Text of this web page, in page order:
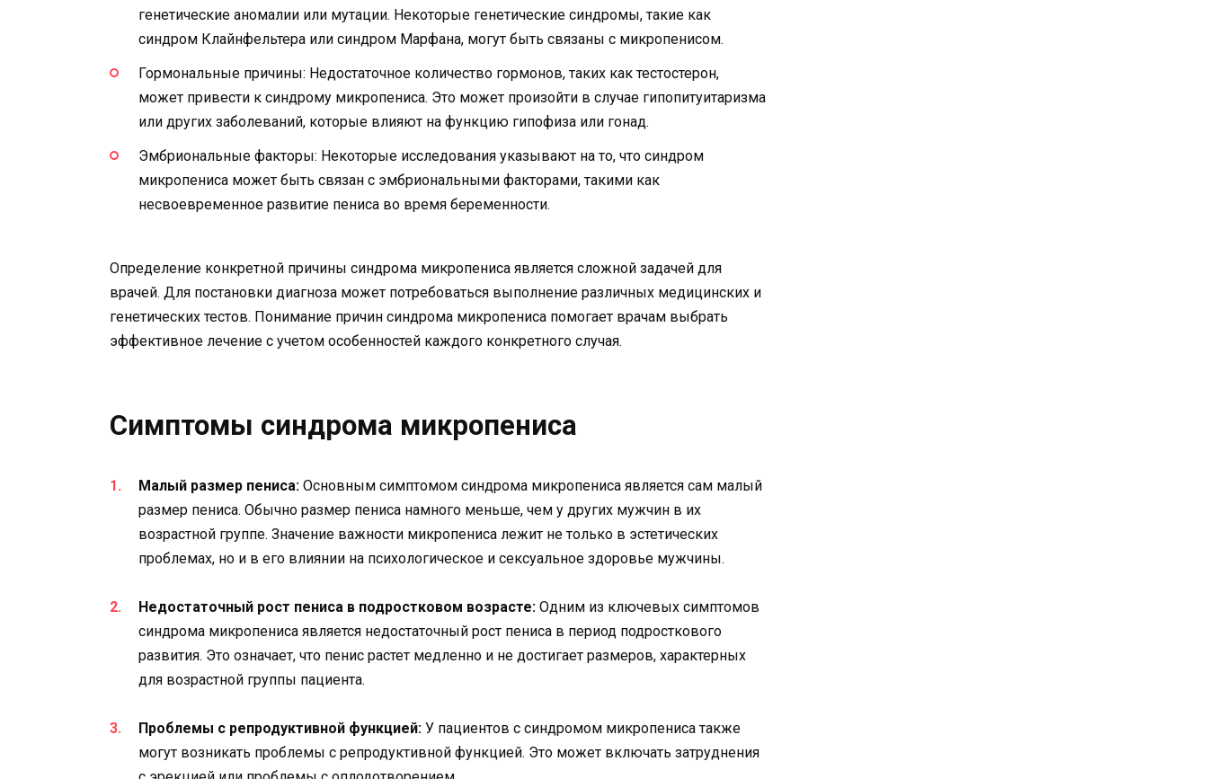
генетические аномалии или мутации. Некоторые генетические синдромы, такие как
синдром Клайнфельтера или синдром Марфана, могут быть связаны с микропенисом.
Гормональные причины: Недостаточное количество гормонов, таких как тестостерон,
может привести к синдрому микропениса. Это может произойти в случае гипопитуитаризма
или других заболеваний, которые влияют на функцию гипофиза или гонад.
Эмбриональные факторы: Некоторые исследования указывают на то, что синдром
микропениса может быть связан с эмбриональными факторами, такими как
несвоевременное развитие пениса во время беременности.
Определение конкретной причины синдрома микропениса является сложной задачей для
врачей. Для постановки диагноза может потребоваться выполнение различных медицинских и
генетических тестов. Понимание причин синдрома микропениса помогает врачам выбрать
эффективное лечение с учетом особенностей каждого конкретного случая.
Симптомы синдрома микропениса
Малый размер пениса: Основным симптомом синдрома микропениса является сам малый
размер пениса. Обычно размер пениса намного меньше, чем у других мужчин в их
возрастной группе. Значение важности микропениса лежит не только в эстетических
проблемах, но и в его влиянии на психологическое и сексуальное здоровье мужчины.
Недостаточный рост пениса в подростковом возрасте: Одним из ключевых симптомов
синдрома микропениса является недостаточный рост пениса в период подросткового
развития. Это означает, что пенис растет медленно и не достигает размеров, характерных
для возрастной группы пациента.
Проблемы с репродуктивной функцией: У пациентов с синдромом микропениса также
могут возникать проблемы с репродуктивной функцией. Это может включать затруднения